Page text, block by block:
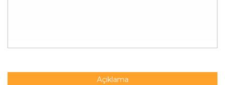
Açıklama